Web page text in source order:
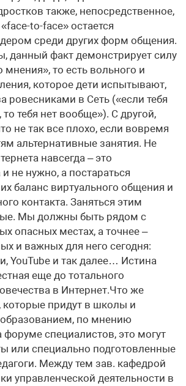
также, непосредственное,
to-face» остается
среди других форм общения.
данный факт демонстрирует силу
мнения», то есть вольного и
которое дети испытывают,
ровесниками в Cеть («если тебя
то тебя нет вообще»). С другой,
не так все плохо, если вовремя
альтернативные занятия. Не
навсегда – это
не нужно, а постараться
баланс виртуального общения и
контакта. Заняться этим
Мы должны быть рядом с
опасных местах, а точнее –
и важных для него сегодня:
YouTube и так далее… Истина
еще до тотального
в Интернет.Что же
которые придут в школы и
по мнению
специалистов, это могут
или специально подготовленные
Между тем зав. кафедрой
управленческой деятельности в